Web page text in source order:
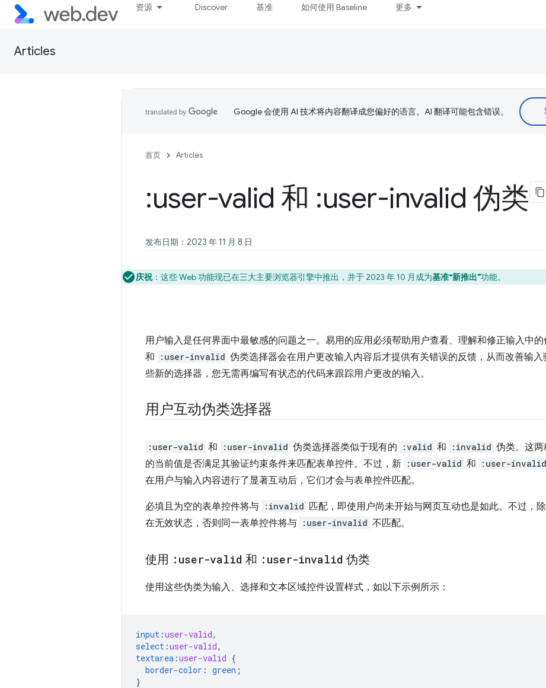
资源 Discover 基准 如何使用 Baseline 更多
Articles
Google 会使用 AI 技术将内容翻译成您偏好的语言。AI 翻译可能包含错误。
首页 Articles
:user-valid 和 :user-invalid 伪类
发布日期：2023 年 11 月 8 日
庆祝：这些 Web 功能现已在三大主要浏览器引擎中推出，并于 2023 年 10 月成为基准“新推出”功能。
用户输入是任何界面中最敏感的问题之一。易用的应用必须帮助用户查看、理解和修正输入中的
和 :user-invalid 伪类选择器会在用户更改输入内容后才提供有关错误的反馈，从而改善输
些新的选择器，您无需再编写有状态的代码来跟踪用户更改的输入。
用户互动伪类选择器
:user-valid 和 :user-invalid 伪类选择器类似于现有的 :valid 和 :invalid 伪类。这
的当前值是否满足其验证约束条件来匹配表单控件。不过，新 :user-valid 和 :user-invalid
在用户与输入内容进行了显著互动后，它们才会与表单控件匹配。
必填且为空的表单控件将与 :invalid 匹配，即使用户尚未开始与网页互动也是如此。不过，
在无效状态，否则同一表单控件将与 :user-invalid 不匹配。
使用 :user-valid 和 :user-invalid 伪类
使用这些伪类为输入、选择和文本区域控件设置样式，如以下示例所示：
input :user-valid,
select :user-valid,
textarea :user-valid {
border-color : green ;
}